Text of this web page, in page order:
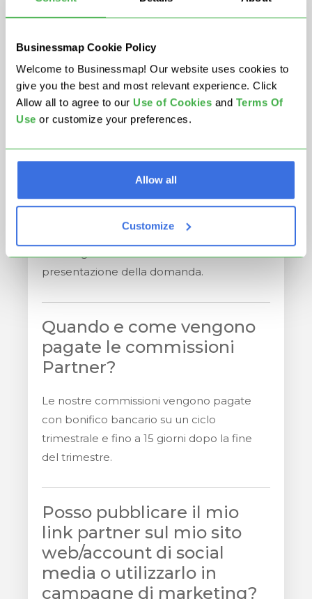
Businessmap Cookie Policy
Welcome to Businessmap! Our website uses cookies to
give you the best and most relevant experience. Click
Allow all to agree to our Use of Cookies and Terms Of
Use or customize your preferences.
Allow all
Customize
Quanto posso fare? C'è un
totale che posso ricevere?
Nessun limite! Più acquisti fai fare, più
guadagni.
Quando saprò se sono
stato approvato per il
programma?
Ti ricontatteremo con i passi successivi
presentazione della domanda.
Quando e come vengono
pagate le commissioni
Partner?
Le nostre commissioni vengono pagate
con bonifico bancario su un ciclo
trimestrale e fino a 15 giorni dopo la fine
del trimestre.
Posso pubblicare il mio
link partner sul mio sito
web/account di social
media o utilizzarlo in
campagne di marketing?